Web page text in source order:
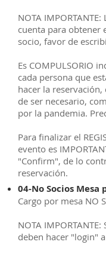
NOTA
cuenta para obtener
socio, favor de
Es COMPULSORIO
cada persona que
hacer la
de ser necesario,
por la pandemia.
Para finalizar el
evento es
"Confirm", de lo
reservación.
04-No Socios Mesa
Cargo por mesa NO
NOTA
deben hacer "login"